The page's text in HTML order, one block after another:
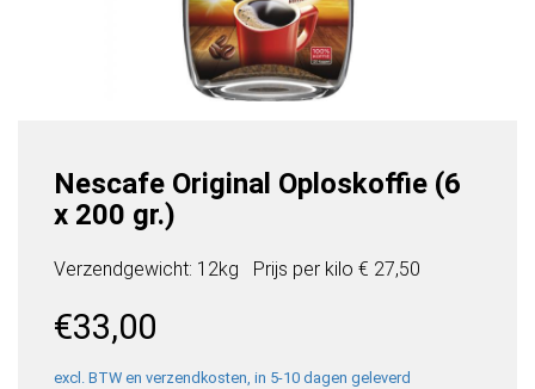
Nescafe Original Oploskoffie (6
x 200 gr.)
Verzendgewicht: 12kg Prijs per kilo € 27,50
€33,00
excl. BTW en verzendkosten, in 5-10 dagen geleverd